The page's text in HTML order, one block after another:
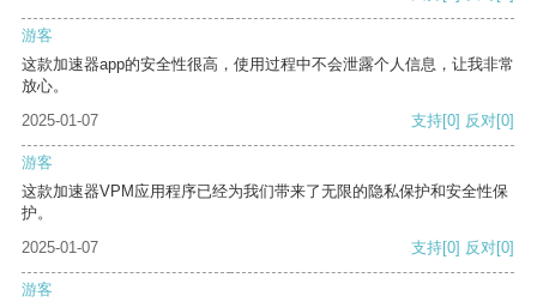
游客
这款加速器app的安全性很高，使用过程中不会泄露个人信息，让我非常
放心。
2025-01-07
支持[0] 反对[0]
游客
这款加速器VPM应用程序已经为我们带来了无限的隐私保护和安全性保
护。
2025-01-07
支持[0] 反对[0]
游客